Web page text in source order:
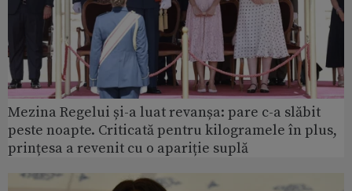
Mezina Regelui și-a luat revanșa: pare c-a slăbit
peste noapte. Criticată pentru kilogramele în plus,
prințesa a revenit cu o apariție suplă